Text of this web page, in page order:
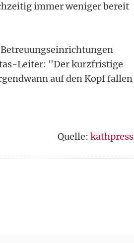
immer weniger bereit
Leiter: "Der kurzfristige
auf den Kopf fallen
Quelle: kathpress